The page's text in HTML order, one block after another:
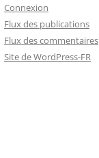
Connexion
Flux des publications
Flux des commentaires
Site de WordPress-FR